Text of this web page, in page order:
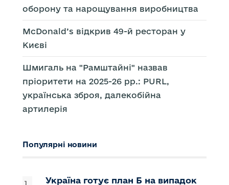
оборону та нарощування виробництва
McDonald’s відкрив 49-й ресторан у
Києві
Шмигаль на "Рамштайні" назвав
пріоритети на 2025-26 рр.: PURL,
українська зброя, далекобійна
артилерія
Популярні новини
Україна готує план Б на випадок